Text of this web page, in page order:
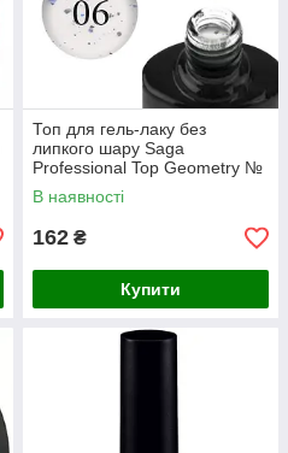
Топ для гель-лаку без
липкого шару Saga
Professional Top Geometry №
06
В наявності
162 ₴
Купити